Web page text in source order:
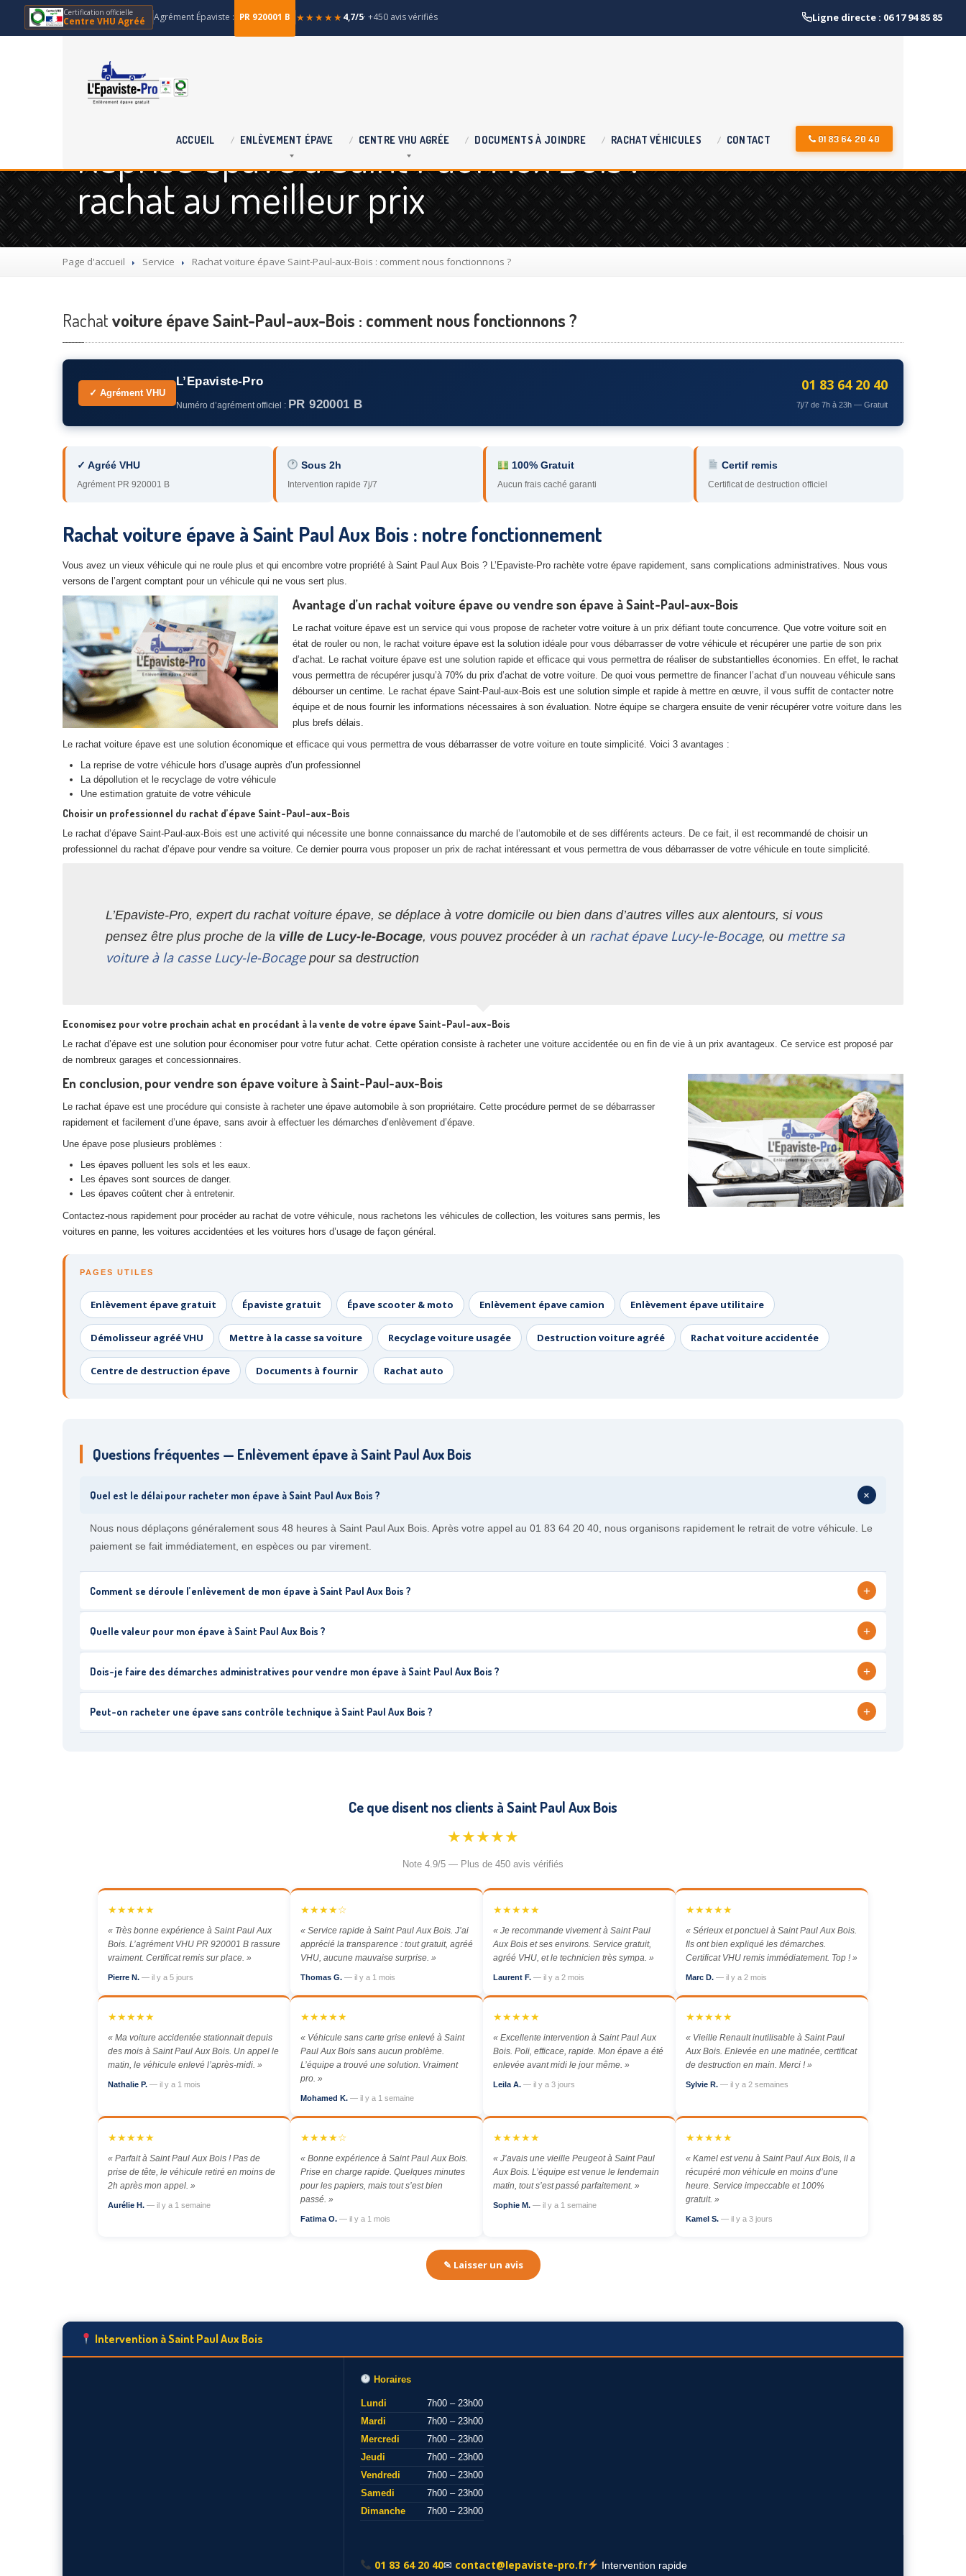
Certification officielle
Centre VHU Agréé Agrément Épaviste : PR 920001 B ★★★★★4,7/5· +450 avis vérifiés Ligne directe : 06 17 94 85 85
ACCUEIL ENLÈVEMENT ÉPAVE CENTRE VHU AGRÉE DOCUMENTS À JOINDRE RACHAT VÉHICULES CONTACT 01 83 64 20 40
Reprise épave à Saint Paul Aux Bois :
rachat au meilleur prix
Page d'accueil Service Rachatvoiture épave Saint-Paul-aux-Bois : comment nous fonctionnons ?
Rachatvoiture épave Saint-Paul-aux-Bois : comment nous fonctionnons ?
✓ Agrément VHU
L’Epaviste-Pro
Numéro d’agrément officiel : PR 920001 B
01 83 64 20 40
7j/7 de 7h à 23h — Gratuit
✓ Agréé VHU
Agrément PR 920001 B
Sous 2h
Intervention rapide 7j/7
100% Gratuit
Aucun frais caché garanti
Certif remis
Certificat de destruction officiel
Rachat voiture épave à Saint Paul Aux Bois : notre fonctionnement
Vous avez un vieux véhicule qui ne roule plus et qui encombre votre propriété à Saint Paul Aux Bois ? L’Epaviste-Pro rachète votre épave rapidement, sans complications administratives. Nous vous
versons de l’argent comptant pour un véhicule qui ne vous sert plus.
Avantage d’un rachat voiture épave ou vendre son épave à Saint-Paul-aux-Bois
Le rachat voiture épave est un service qui vous propose de racheter votre voiture à un prix défiant toute concurrence. Que votre voiture soit en
état de rouler ou non, le rachat voiture épave est la solution idéale pour vous débarrasser de votre véhicule et récupérer une partie de son prix
d’achat. Le rachat voiture épave est une solution rapide et efficace qui vous permettra de réaliser de substantielles économies. En effet, le rachat
vous permettra de récupérer jusqu’à 70% du prix d’achat de votre voiture. De quoi vous permettre de financer l’achat d’un nouveau véhicule sans
débourser un centime. Le rachat épave Saint-Paul-aux-Bois est une solution simple et rapide à mettre en œuvre, il vous suffit de contacter notre
équipe et de nous fournir les informations nécessaires à son évaluation. Notre équipe se chargera ensuite de venir récupérer votre voiture dans les
plus brefs délais.
Le rachat voiture épave est une solution économique et efficace qui vous permettra de vous débarrasser de votre voiture en toute simplicité. Voici 3 avantages :
La reprise de votre véhicule hors d’usage auprès d’un professionnel
La dépollution et le recyclage de votre véhicule
Une estimation gratuite de votre véhicule
Choisir un professionnel du rachat d’épave Saint-Paul-aux-Bois
Le rachat d’épave Saint-Paul-aux-Bois est une activité qui nécessite une bonne connaissance du marché de l’automobile et de ses différents acteurs. De ce fait, il est recommandé de choisir un
professionnel du rachat d’épave pour vendre sa voiture. Ce dernier pourra vous proposer un prix de rachat intéressant et vous permettra de vous débarrasser de votre véhicule en toute simplicité.
L’Epaviste-Pro, expert du rachat voiture épave, se déplace à votre domicile ou bien dans d’autres villes aux alentours, si vous
pensez être plus proche de la ville de Lucy-le-Bocage, vous pouvez procéder à un rachat épave Lucy-le-Bocage, ou mettre sa
voiture à la casse Lucy-le-Bocagepour sa destruction
Economisez pour votre prochain achat en procédant à la vente de votre épave Saint-Paul-aux-Bois
Le rachat d’épave est une solution pour économiser pour votre futur achat. Cette opération consiste à racheter une voiture accidentée ou en fin de vie à un prix avantageux. Ce service est proposé par
de nombreux garages et concessionnaires.
En conclusion, pour vendre son épave voiture à Saint-Paul-aux-Bois
Le rachat épave est une procédure qui consiste à racheter une épave automobile à son propriétaire. Cette procédure permet de se débarrasser
rapidement et facilement d’une épave, sans avoir à effectuer les démarches d’enlèvement d’épave.
Une épave pose plusieurs problèmes :
Les épaves polluent les sols et les eaux.
Les épaves sont sources de danger.
Les épaves coûtent cher à entretenir.
Contactez-nous rapidement pour procéder au rachat de votre véhicule, nous rachetons les véhicules de collection, les voitures sans permis, les
voitures en panne, les voitures accidentées et les voitures hors d’usage de façon général.
PAGES UTILES
Enlèvement épave gratuit Épaviste gratuit Épave scooter & moto Enlèvement épave camion Enlèvement épave utilitaire
Démolisseur agréé VHU Mettre à la casse sa voiture Recyclage voiture usagée Destruction voiture agréé Rachat voiture accidentée
Centre de destruction épave Documents à fournir Rachat auto
Questions fréquentes — Enlèvement épave à Saint Paul Aux Bois
Quel est le délai pour racheter mon épave à Saint Paul Aux Bois ? +
Nous nous déplaçons généralement sous 48 heures à Saint Paul Aux Bois. Après votre appel au 01 83 64 20 40, nous organisons rapidement le retrait de votre véhicule. Le
paiement se fait immédiatement, en espèces ou par virement.
Comment se déroule l’enlèvement de mon épave à Saint Paul Aux Bois ? +
Quelle valeur pour mon épave à Saint Paul Aux Bois ? +
Dois-je faire des démarches administratives pour vendre mon épave à Saint Paul Aux Bois ? +
Peut-on racheter une épave sans contrôle technique à Saint Paul Aux Bois ? +
Ce que disent nos clients à Saint Paul Aux Bois
★★★★★
Note 4.9/5 — Plus de 450 avis vérifiés
★★★★★
« Très bonne expérience à Saint Paul Aux
Bois. L’agrément VHU PR 920001 B rassure
vraiment. Certificat remis sur place. »
Pierre N. — il y a 5 jours
★★★★☆
« Service rapide à Saint Paul Aux Bois. J’ai
apprécié la transparence : tout gratuit, agréé
VHU, aucune mauvaise surprise. »
Thomas G. — il y a 1 mois
★★★★★
« Je recommande vivement à Saint Paul
Aux Bois et ses environs. Service gratuit,
agréé VHU, et le technicien très sympa. »
Laurent F. — il y a 2 mois
★★★★★
« Sérieux et ponctuel à Saint Paul Aux Bois.
Ils ont bien expliqué les démarches.
Certificat VHU remis immédiatement. Top ! »
Marc D. — il y a 2 mois
★★★★★
« Ma voiture accidentée stationnait depuis
des mois à Saint Paul Aux Bois. Un appel le
matin, le véhicule enlevé l’après-midi. »
Nathalie P. — il y a 1 mois
★★★★★
« Véhicule sans carte grise enlevé à Saint
Paul Aux Bois sans aucun problème.
L’équipe a trouvé une solution. Vraiment
pro. »
Mohamed K. — il y a 1 semaine
★★★★★
« Excellente intervention à Saint Paul Aux
Bois. Poli, efficace, rapide. Mon épave a été
enlevée avant midi le jour même. »
Leila A. — il y a 3 jours
★★★★★
« Vieille Renault inutilisable à Saint Paul
Aux Bois. Enlevée en une matinée, certificat
de destruction en main. Merci ! »
Sylvie R. — il y a 2 semaines
★★★★★
« Parfait à Saint Paul Aux Bois ! Pas de
prise de tête, le véhicule retiré en moins de
2h après mon appel. »
Aurélie H. — il y a 1 semaine
★★★★☆
« Bonne expérience à Saint Paul Aux Bois.
Prise en charge rapide. Quelques minutes
pour les papiers, mais tout s’est bien
passé. »
Fatima O. — il y a 1 mois
★★★★★
« J’avais une vieille Peugeot à Saint Paul
Aux Bois. L’équipe est venue le lendemain
matin, tout s’est passé parfaitement. »
Sophie M. — il y a 1 semaine
★★★★★
« Kamel est venu à Saint Paul Aux Bois, il a
récupéré mon véhicule en moins d’une
heure. Service impeccable et 100%
gratuit. »
Kamel S. — il y a 3 jours
✎ Laisser un avis
Intervention à Saint Paul Aux Bois
Horaires
Lundi
7h00 – 23h00
Mardi
7h00 – 23h00
Mercredi
7h00 – 23h00
Jeudi
7h00 – 23h00
Vendredi
7h00 – 23h00
Samedi
7h00 – 23h00
Dimanche
7h00 – 23h00
01 83 64 20 40✉ contact@lepaviste-pro.fr Intervention rapide